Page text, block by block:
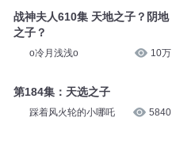
战神夫人610集 天地之子？阴地
之子？
o冷月浅浅o 10万
第184集：天选之子
踩着风火轮的小哪吒 5840